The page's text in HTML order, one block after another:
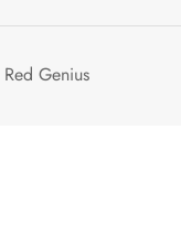
Red Genius